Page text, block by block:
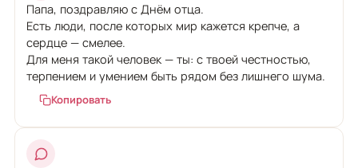
Папа, поздравляю с Днём отца.
Есть люди, после которых мир кажется крепче, а
сердце — смелее.
Для меня такой человек — ты: с твоей честностью,
терпением и умением быть рядом без лишнего шума.
Копировать